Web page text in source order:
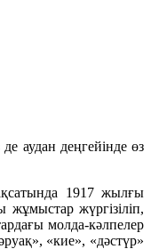
аудан деңгейінде өз
1917 жылғы
жұмыстар жүргізіліп,
молда-кәлпелер
«кие», «дәстүр»